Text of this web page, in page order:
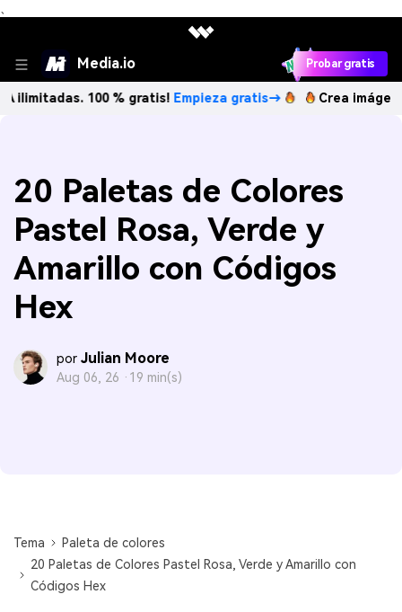
、
Media.io Probar gratis
100 % gratis! Empieza gratis→ Crea imágenes IA
20 Paletas de Colores
Pastel Rosa, Verde y
Amarillo con Códigos
Hex
por Julian Moore
Aug 06, 26 · 19 min(s)
Tema
Paleta de colores
20 Paletas de Colores Pastel Rosa, Verde y Amarillo con
Códigos Hex